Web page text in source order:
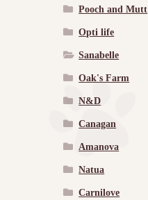
Pooch and Mutt
Opti life
Sanabelle
Oak's Farm
N&D
Canagan
Amanova
Natua
Carnilove